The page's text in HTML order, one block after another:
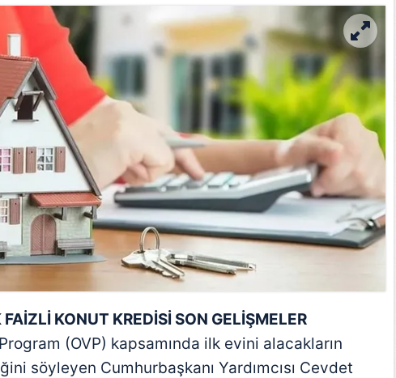
kullanılan çerezlerle ilgili bilgi almak için lütfentıklayınız.
FAİZLİ KONUT KREDİSİ SON GELİŞMELER
(OVP) kapsamında ilk evini alacakların
söyleyen Cumhurbaşkanı Yardımcısı Cevdet